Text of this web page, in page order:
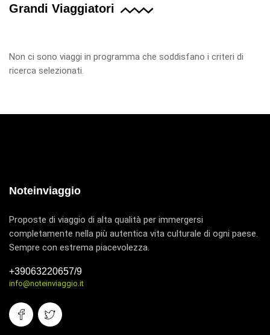
Grandi Viaggiatori
Non ci sono viaggi in programma che soddisfano i criteri di
ricerca selezionati.
Noteinviaggio
Proposte di viaggio di alta qualità per immergersi
completamente nella più autentica vita culturale di ogni paese.
Sempre con estrema piacevolezza.
+39063220657/9
info@noteinviaggio.it